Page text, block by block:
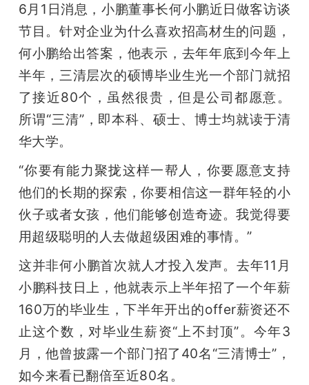
6月1日消息，小鹏董事长何小鹏近日做客访谈
节目。针对企业为什么喜欢招高材生的问题，
何小鹏给出答案，他表示，去年年底到今年上
半年，三清层次的硕博毕业生光一个部门就招
了接近80个，虽然很贵，但是公司都愿意。
所谓“三清”，即本科、硕士、博士均就读于清
华大学。
“你要有能力聚拢这样一帮人，你要愿意支持
他们的长期的探索，你要相信这一群年轻的小
伙子或者女孩，他们能够创造奇迹。我觉得要
用超级聪明的人去做超级困难的事情。”
这并非何小鹏首次就人才投入发声。去年11月
小鹏科技日上，他就表示上半年招了一个年薪
160万的毕业生，下半年开出的offer薪资还不
止这个数，对毕业生薪资“上不封顶”。今年3
月，他曾披露一个部门招了40名“三清博士”，
如今来看已翻倍至近80名。